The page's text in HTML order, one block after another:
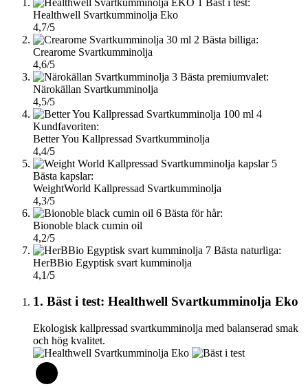
Healthwell Svartkumminolja Eko
4,7/5
2 Bästa billiga:
Crearome Svartkumminolja
4,6/5
3 Bästa premiumvalet:
Närokällan Svartkumminolja
4,5/5
4
Kundfavoriten:
Better You Kallpressad Svartkumminolja
4,4/5
5
Bästa kapslar:
WeightWorld Kallpressad Svartkumminolja
4,3/5
6 Bästa för hår:
Bionoble black cumin oil
4,2/5
7 Bästa naturliga:
HerBBio Egyptisk svart kumminolja
4,1/5
1. Bäst i test: Healthwell Svartkumminolja Eko
Ekologisk kallpressad svartkumminolja med balanserad smak
och hög kvalitet.